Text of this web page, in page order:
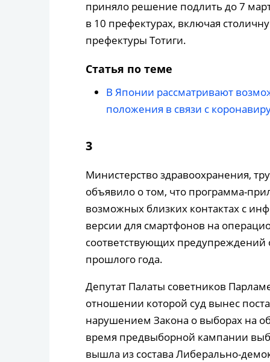
приняло решение подлить до 7
в 10 префектурах, включая
префектуры Тотиги.
Статья по теме
В Японии рассматривают
положения в связи с
3
Министерство здравоохранения,
объявило о том, что программа-
возможных близких контактах с
версии для смартфонов на
соответствующих предупреждений
прошлого года.
Депутат Палаты советников
отношении которой суд вынес
нарушением Закона о выборах на
время предвыборной кампании
вышла из состава Либерально-